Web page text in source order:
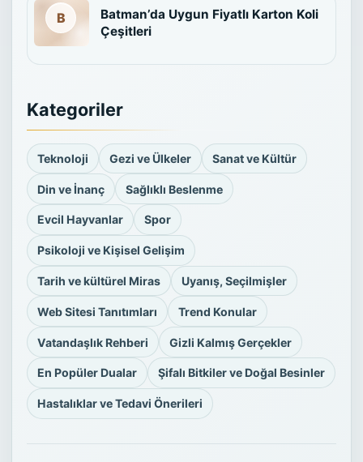
Batman’da Uygun Fiyatlı Karton Koli
Çeşitleri
Kategoriler
Teknoloji Gezi ve Ülkeler Sanat ve Kültür
Din ve İnanç Sağlıklı Beslenme
Evcil Hayvanlar Spor
Psikoloji ve Kişisel Gelişim
Tarih ve kültürel Miras Uyanış, Seçilmişler
Web Sitesi Tanıtımları Trend Konular
Vatandaşlık Rehberi Gizli Kalmış Gerçekler
En Popüler Dualar Şifalı Bitkiler ve Doğal Besinler
Hastalıklar ve Tedavi Önerileri